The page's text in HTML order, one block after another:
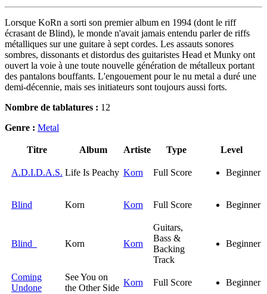
Lorsque KoRn a sorti son premier album en 1994 (dont le riff
écrasant de Blind), le monde n'avait jamais entendu parler de riffs
métalliques sur une guitare à sept cordes. Les assauts sonores
sombres, dissonants et distordus des guitaristes Head et Munky ont
ouvert la voie à une toute nouvelle génération de métalleux portant
des pantalons bouffants. L'engouement pour le nu metal a duré une
demi-décennie, mais ses initiateurs sont toujours aussi forts.
Nombre de tablatures : 12
Genre : Metal
Titre Album Artiste Type Level
A.D.I.D.A.S. Life Is Peachy Korn Full Score Beginner
Blind Korn Korn Full Score Beginner
Blind Korn Korn
Guitars,
Bass &
Backing
Track
Beginner
Coming
Undone
See You on
the Other Side
Korn Full Score Beginner